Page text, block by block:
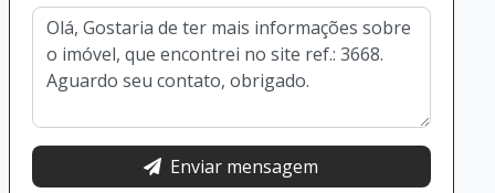
Enviar mensagem